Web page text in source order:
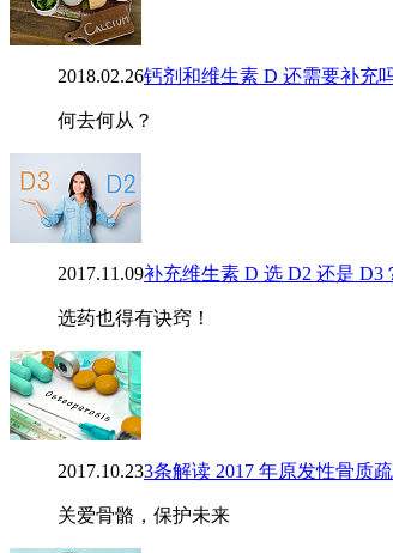
2018.02.26钙剂和维生素 D 还需要补充
何去何从？
2017.11.09补充维生素 D 选 D2 还是 D3
选药也得有诀窍！
2017.10.233条解读 2017 年原发性骨质
关爱骨骼，保护未来